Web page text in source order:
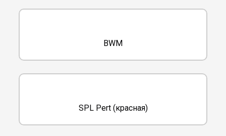
BWM
SPL Pert (красная)